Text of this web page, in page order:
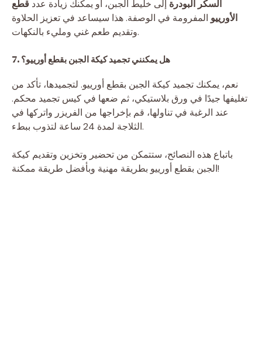
السكر البودرة إلى خليط الجبن، أو يمكنك زيادة عدد قطع
الأورييو المفرومة في الوصفة. هذا سيساعد في تعزيز الحلاوة
وتقديم طعم غني ومليء بالنكهات.
7. هل يمكنني تجميد كيكة الجبن بقطع أورييو؟
نعم، يمكنك تجميد كيكة الجبن بقطع أورييو. لتجميدها، تأكد من
تغليفها جيدًا في ورق بلاستيكي، ثم ضعها في كيس تجميد محكم.
عند الرغبة في تناولها، قم بإخراجها من الفريزر واتركها في
الثلاجة لمدة 24 ساعة لتذوب ببطء.
باتباع هذه النصائح، ستتمكن من تحضير وتخزين وتقديم كيكة
الجبن بقطع أورييو بطريقة مهنية وبأفضل طريقة ممكنة!